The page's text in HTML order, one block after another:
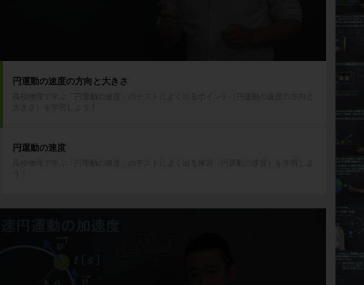
円運動の速度の方向と大きさ
円運動の速度